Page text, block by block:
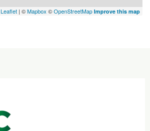
Leaflet | ©Mapbox ©OpenStreetMap Improve this map